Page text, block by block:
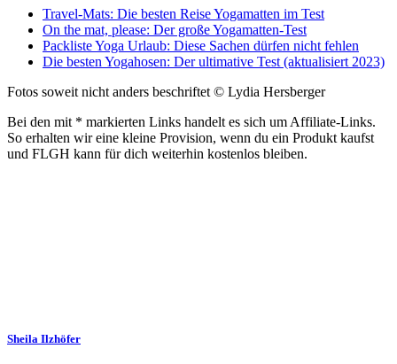
Travel-Mats: Die besten Reise Yogamatten im Test
On the mat, please: Der große Yogamatten-Test
Packliste Yoga Urlaub: Diese Sachen dürfen nicht fehlen
Die besten Yogahosen: Der ultimative Test (aktualisiert 2023)
Fotos soweit nicht anders beschriftet © Lydia Hersberger
Bei den mit * markierten Links handelt es sich um Affiliate-Links.
So erhalten wir eine kleine Provision, wenn du ein Produkt kaufst
und FLGH kann für dich weiterhin kostenlos bleiben.
Sheila Ilzhöfer